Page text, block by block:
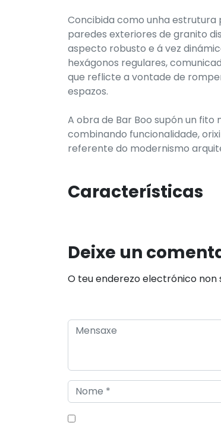
Concibida como unha
paredes exteriores de granito
aspecto robusto e á vez
hexágonos regulares,
que reflicte a vontade de
espazos.
A obra de Bar Boo supón un
combinando funcionalidade,
referente do modernismo
Características
Deixe un
O teu enderezo electrónico non